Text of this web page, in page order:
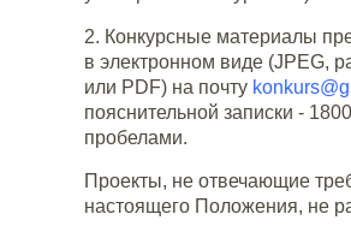
2. Конкурсные материалы
в электронном виде (JPEG,
или PDF) на почту
пояснительной записки -
пробелами.
Проекты, не отвечающие
настоящего Положения, не